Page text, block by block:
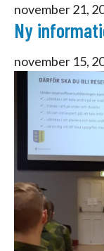
november 21,
Ny
november 15,